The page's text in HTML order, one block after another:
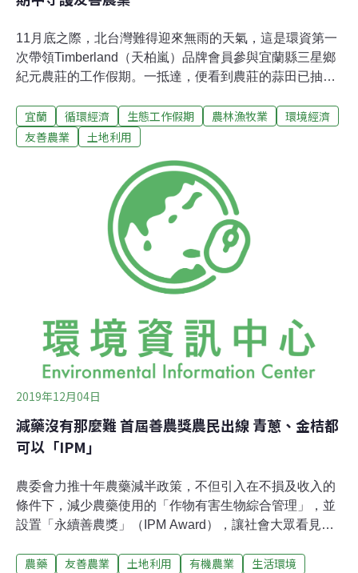
11月底之際，北台灣難得迎來無雨的天氣，這是環資第一
次帶領Timberland（天柏嵐）品牌會員參與宜蘭縣三星鄉
紀元農莊的工作假期。一抵達，便看到農莊的蒜田已抽出
品牌有限公司的員工所種植的。放下行李後緊接著是認識
紀元農莊，農莊主人吳慶鐘導覽經驗豐富，滔滔不絕地介
的廠房與農用機具，餐廳旁興建中的加工廠未來將用於釀
造醬油。糧食大宗稻米在收割後至上市前需要經過不少加
工步驟。首先是烘米，讓米脫去水分，接著是放於攝氏 18
℃以下的穀倉保存，待要出貨前再送入碾米機中碾去稻殼
並進行真空包裝。紀元農莊有完整的生產線，從烘米、存
放、到碾米與包裝都能自行完成，完善的設備不只為大戶
服務，吳慶鐘更堅持以自家完備的生產線為小農提供協
量不及大戶，但機器運轉一
宜蘭 循環經濟 生態工作假期 農林漁牧業
環境經濟
友善農業
土地利用
2019年12月04日
減藥沒有那麼難 首屆善農獎農民出線 青蔥、金桔都
可以「IPM」
農委會力推十年農藥減半政策，不但引入在不損及收入的
條件下，減少農藥使用的「作物有害生物綜合管理」，並
設置「永續善農獎」（IPM Award），讓社會大眾看見致
程，首屆三位農民得主今（4日）揭曉。農委會主委陳吉
農藥 友善農業 土地利用 有機農業 生活環境